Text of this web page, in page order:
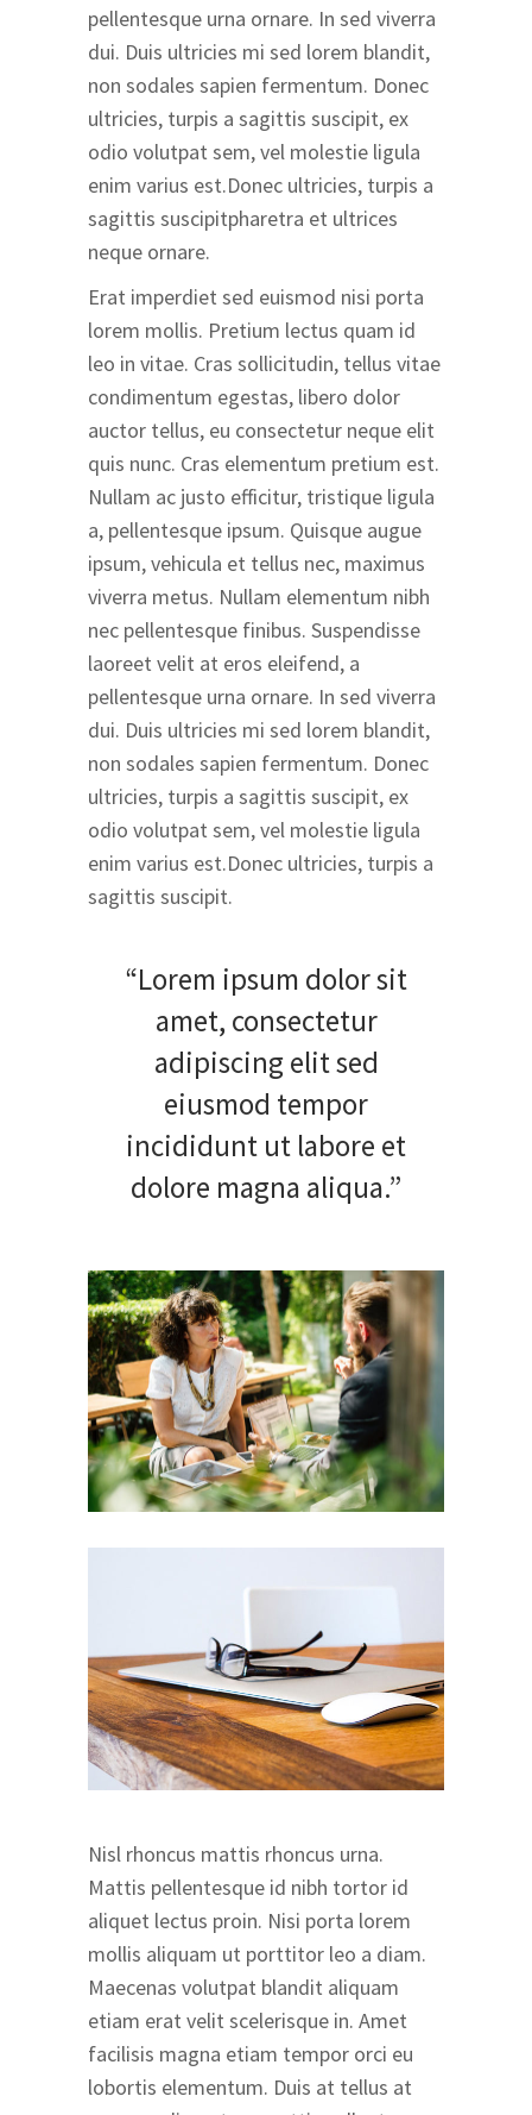
pellentesque urna ornare. In sed viverra
dui. Duis ultricies mi sed lorem blandit,
non sodales sapien fermentum. Donec
ultricies, turpis a sagittis suscipit, ex
odio volutpat sem, vel molestie ligula
enim varius est.Donec ultricies, turpis a
sagittis suscipitpharetra et ultrices
neque ornare.
Erat imperdiet sed euismod nisi porta
lorem mollis. Pretium lectus quam id
leo in vitae. Cras sollicitudin, tellus vitae
condimentum egestas, libero dolor
auctor tellus, eu consectetur neque elit
quis nunc. Cras elementum pretium est.
Nullam ac justo efficitur, tristique ligula
a, pellentesque ipsum. Quisque augue
ipsum, vehicula et tellus nec, maximus
viverra metus. Nullam elementum nibh
nec pellentesque finibus. Suspendisse
laoreet velit at eros eleifend, a
pellentesque urna ornare. In sed viverra
dui. Duis ultricies mi sed lorem blandit,
non sodales sapien fermentum. Donec
ultricies, turpis a sagittis suscipit, ex
odio volutpat sem, vel molestie ligula
enim varius est.Donec ultricies, turpis a
sagittis suscipit.
“Lorem ipsum dolor sit
amet, consectetur
adipiscing elit sed
eiusmod tempor
incididunt ut labore et
dolore magna aliqua.”
Nisl rhoncus mattis rhoncus urna.
Mattis pellentesque id nibh tortor id
aliquet lectus proin. Nisi porta lorem
mollis aliquam ut porttitor leo a diam.
Maecenas volutpat blandit aliquam
etiam erat velit scelerisque in. Amet
facilisis magna etiam tempor orci eu
lobortis elementum. Duis at tellus at